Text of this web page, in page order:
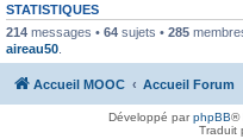
STATISTIQUES
214 messages • 64 sujets • 285
aireau50
Accueil MOOC Accueil Forum
Développé parphpBB®
Traduit